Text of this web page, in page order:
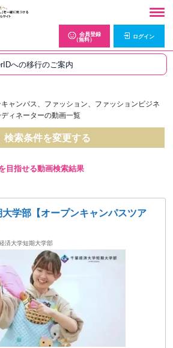
会員登録
（無料）
ログイン
への移行のご案内
ャンパス、ファッション、ファッションビジネ
ィネーターの動画一覧
検索条件を変更する
目指せる動画検索結果
学部【オープンキャンパスツア
済大学短期大学部